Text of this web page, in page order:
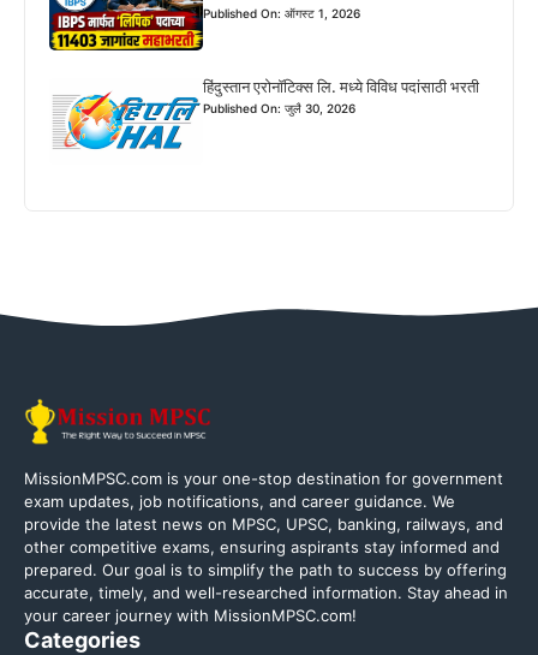
Published On: ऑगस्ट 1, 2026
हिंदुस्तान एरोनॉटिक्स लि. मध्ये विविध पदांसाठी भरती
Published On: जुलै 30, 2026
MissionMPSC.com is your one-stop destination for government
exam updates, job notifications, and career guidance. We
provide the latest news on MPSC, UPSC, banking, railways, and
other competitive exams, ensuring aspirants stay informed and
prepared. Our goal is to simplify the path to success by offering
accurate, timely, and well-researched information. Stay ahead in
your career journey with MissionMPSC.com!
Categories